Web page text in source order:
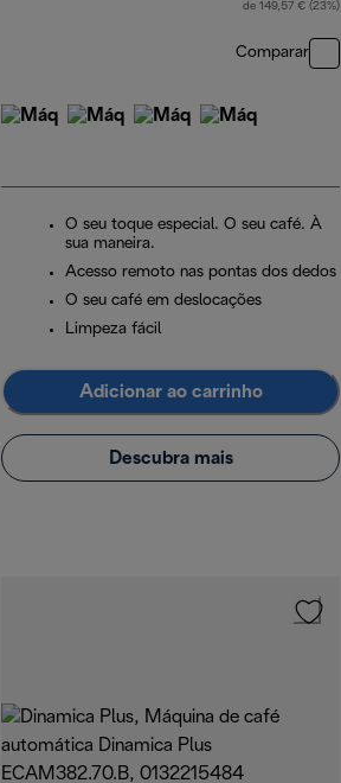
de 149,57 € (23%)
Comparar
O seu toque especial. O seu café. À
sua maneira.
Acesso remoto nas pontas dos dedos
O seu café em deslocações
Limpeza fácil
Adicionar ao carrinho
Descubra mais